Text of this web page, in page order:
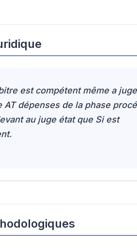
est compétent même a
AT dépenses de la phase
au juge état que Si est